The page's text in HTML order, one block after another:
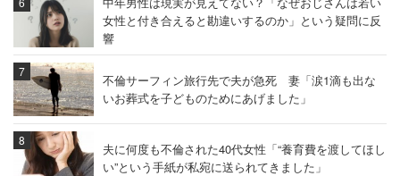
女性と付き合えると勘違いするのか」という疑問に反
響
不倫サーフィン旅行先で夫が急死 妻「涙1滴も出な
いお葬式を子どものためにあげました」
夫に何度も不倫された40代女性「“養育費を渡してほし
い”という手紙が私宛に送られてきました」